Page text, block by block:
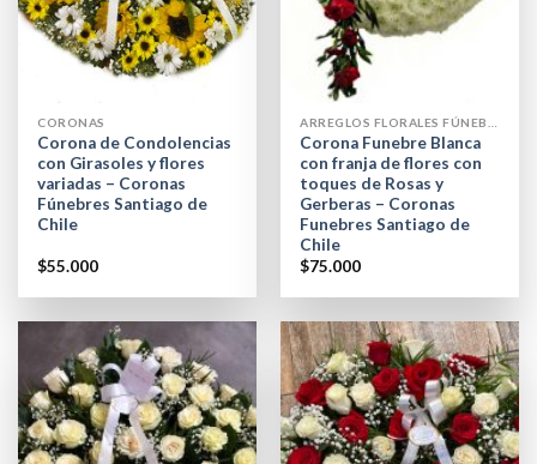
CORONAS
Corona de Condolencias
con Girasoles y flores
variadas – Coronas
Fúnebres Santiago de
Chile
$55.000
Corona Funebre Blanca
con franja de flores con
toques de Rosas y
Gerberas – Coronas
Funebres Santiago de
Chile
$75.000